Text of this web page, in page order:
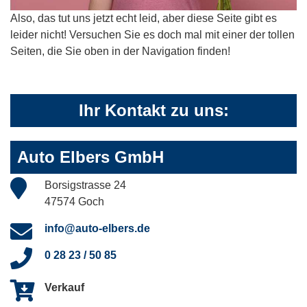
Also, das tut uns jetzt echt leid, aber diese Seite gibt es
leider nicht! Versuchen Sie es doch mal mit einer der tollen
Seiten, die Sie oben in der Navigation finden!
Ihr Kontakt zu uns:
Auto Elbers GmbH
Borsigstrasse 24
47574 Goch
info@auto-elbers.de
0 28 23 / 50 85
Verkauf